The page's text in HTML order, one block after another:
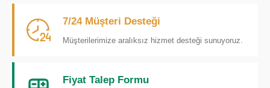
7/24 Müşteri Desteği
Müşterilerimize aralıksız hizmet desteği sunuyoruz.
Fiyat Talep Formu